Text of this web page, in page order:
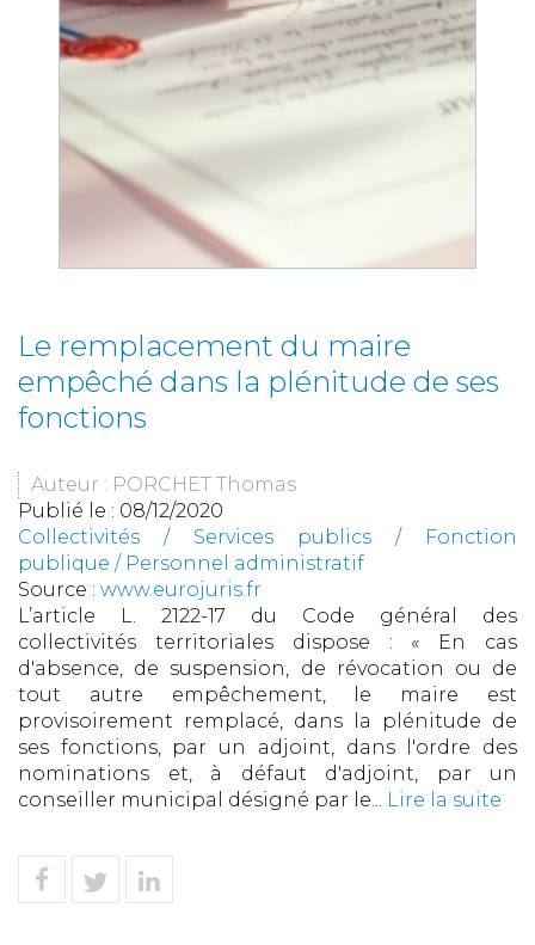
Le remplacement du maire
empêché dans la plénitude de ses
fonctions
Auteur : PORCHET Thomas
Publié le : 08/12/2020
Collectivités / Services publics /
Fonction
publique / Personnel administratif
Source : www.eurojuris.fr
L’article L. 2122-17 du Code général des
collectivités territoriales dispose : « En cas
d'absence, de suspension, de révocation ou de
tout autre empêchement, le maire est
provisoirement remplacé, dans la plénitude de
ses fonctions, par un adjoint, dans l'ordre des
nominations et, à défaut d'adjoint, par un
conseiller municipal désigné par le... Lire la suite